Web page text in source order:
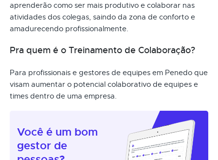
aprenderão como ser mais produtivo e colaborar nas
atividades dos colegas, saindo da zona de conforto e
amadurecendo profissionalmente.
Pra quem é o Treinamento de Colaboração?
Para profissionais e gestores de equipes em Penedo que
visam aumentar o potencial colaborativo de equipes e
times dentro de uma empresa.
Você é um bom
gestor de